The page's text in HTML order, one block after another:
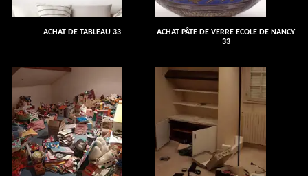
ACHAT DE TABLEAU 33
ACHAT PÂTE DE VERRE ECOLE DE NANCY
33